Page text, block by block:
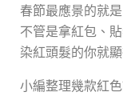
春節最應景的就
不管是拿紅包、
染紅頭髮的你就
小編整理幾款紅